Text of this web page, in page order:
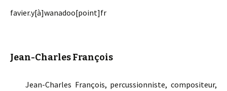
favier.y[à]wanadoo[point]fr
Jean-Charles François
Jean-Charles François, percussionniste, compositeur,